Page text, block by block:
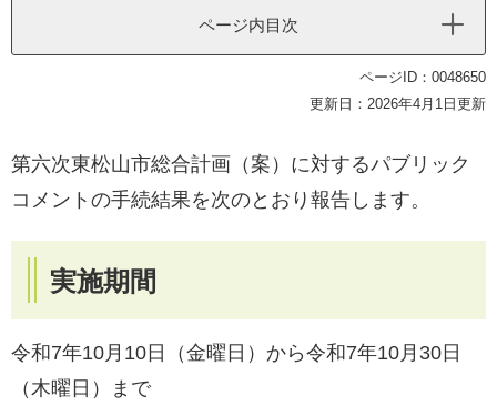
ページ内目次
ページID：0048650
更新日：2026年4月1日更新
第六次東松山市総合計画（案）に対するパブリック
コメントの手続結果を次のとおり報告します。
実施期間
令和7年10月10日（金曜日）から令和7年10月30日
（木曜日）まで